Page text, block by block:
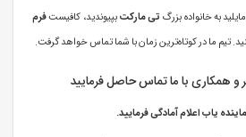
به خانواده بزرگ تی مارکتبپیوندید، کافیستفرم
تیم ما در کوتاه‌ترین زمان با شما تماس خواهد گرفت.
همکاری با ما تماس حاصل فرمایید
یاب اعلام آمادگی فرمایید.